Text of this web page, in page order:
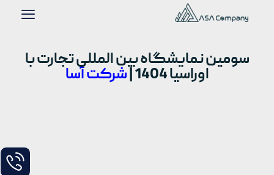
سومین نمایشگاه بین المللی تجارت با
اوراسیا 1404 | شرکت آسا